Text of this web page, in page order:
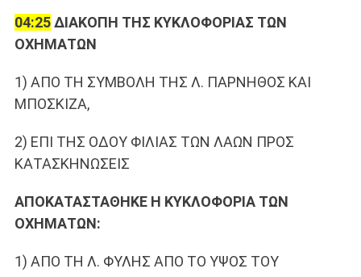
04:25ΔΙΑΚΟΠΗ ΤΗΣ ΚΥΚΛΟΦΟΡΙΑΣ ΤΩΝ
ΟΧΗΜΑΤΩΝ
1) ΑΠΟ ΤΗ ΣΥΜΒΟΛΗ ΤΗΣ Λ. ΠΑΡΝΗΘΟΣ ΚΑΙ
ΜΠΟΣΚΙΖΑ,
2) ΕΠΙ ΤΗΣ ΟΔΟΥ ΦΙΛΙΑΣ ΤΩΝ ΛΑΩΝ ΠΡΟΣ
ΚΑΤΑΣΚΗΝΩΣΕΙΣ
ΑΠΟΚΑΤΑΣΤΑΘΗΚΕ Η ΚΥΚΛΟΦΟΡΙΑ ΤΩΝ
ΟΧΗΜΑΤΩΝ:
1) ΑΠΟ ΤΗ Λ. ΦΥΛΗΣ ΑΠΟ ΤΟ ΥΨΟΣ ΤΟΥ